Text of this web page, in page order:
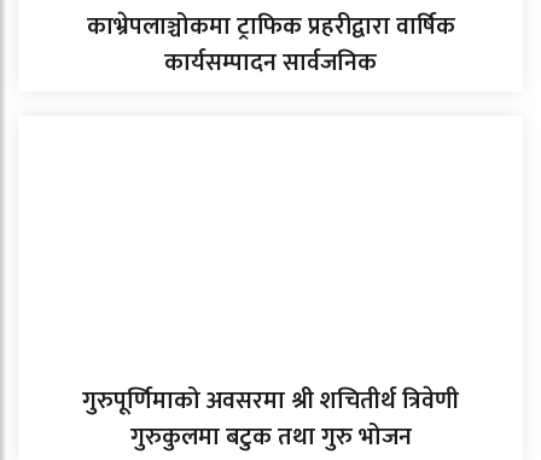
काभ्रेपलाञ्चोकमा ट्राफिक प्रहरीद्वारा वार्षिक
कार्यसम्पादन सार्वजनिक
गुरुपूर्णिमाको अवसरमा श्री शचितीर्थ त्रिवेणी
गुरुकुलमा बटुक तथा गुरु भोजन